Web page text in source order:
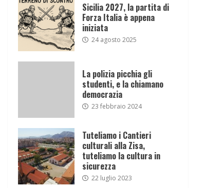
Sicilia 2027, la partita di
Forza Italia è appena
iniziata
24 agosto 2025
La polizia picchia gli
studenti, e la chiamano
democrazia
23 febbraio 2024
Tuteliamo i Cantieri
culturali alla Zisa,
tuteliamo la cultura in
sicurezza
22 luglio 2023